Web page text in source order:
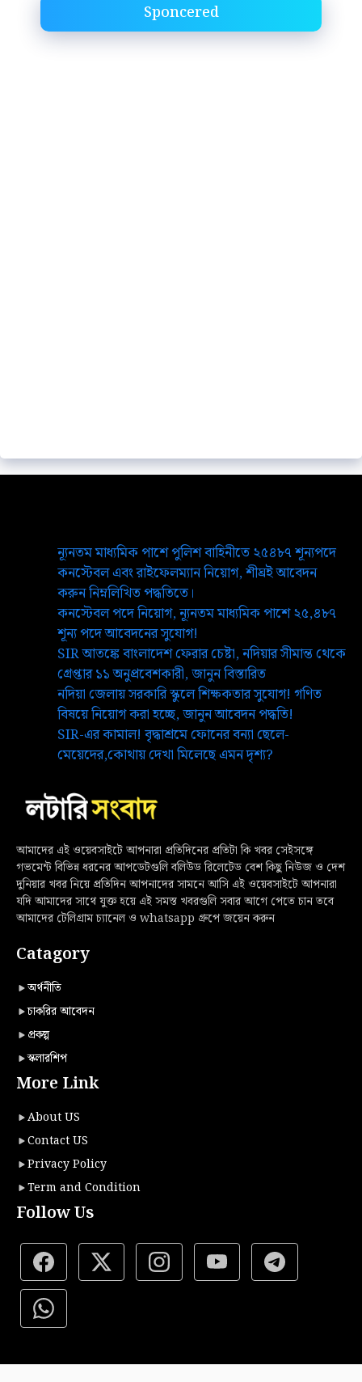
Sponcered
ন্যূনতম মাধ্যমিক পাশে পুলিশ বাহিনীতে ২৫৪৮৭ শূন্যপদে
কনস্টেবল এবং রাইফেলম্যান নিয়োগ, শীঘ্রই আবেদন
করুন নিম্নলিখিত পদ্ধতিতে।
কনস্টেবল পদে নিয়োগ, ন্যূনতম মাধ্যমিক পাশে ২৫,৪৮৭
শূন্য পদে আবেদনের সুযোগ!
SIR আতঙ্কে বাংলাদেশ ফেরার চেষ্টা, নদিয়ার সীমান্ত থেকে
গ্রেপ্তার ১১ অনুপ্রবেশকারী, জানুন বিস্তারিত
নদিয়া জেলায় সরকারি স্কুলে শিক্ষকতার সুযোগ! গণিত
বিষয়ে নিয়োগ করা হচ্ছে, জানুন আবেদন পদ্ধতি!
SIR-এর কামাল! বৃদ্ধাশ্রমে ফোনের বন্যা ছেলে-
মেয়েদের,কোথায় দেখা মিলেছে এমন দৃশ্য?
আমাদের এই ওয়েবসাইটে আপনারা প্রতিদিনের প্রতিটা কি খবর সেইসঙ্গে
গভমেন্ট বিভিন্ন ধরনের আপডেটগুলি বলিউড রিলেটেড বেশ কিছু নিউজ ও দেশ
দুনিয়ার খবর নিয়ে প্রতিদিন আপনাদের সামনে আসি এই ওয়েবসাইটে আপনারা
যদি আমাদের সাথে যুক্ত হয়ে এই সমস্ত খবরগুলি সবার আগে পেতে চান তবে
আমাদের টেলিগ্রাম চ্যানেল ও whatsapp গ্রুপে জয়েন করুন
Catagory
অর্থনীতি
চাকরির আবেদন
প্রকল্প
স্কলারশিপ
More Link
About US
Contact US
Privacy Policy
Term and Condition
Follow Us